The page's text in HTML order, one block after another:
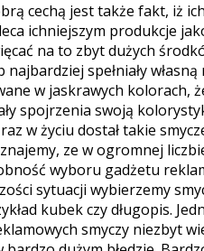
cechą jest także fakt, iż
ichniejszym produkcje
na to zbyt dużych
najbardziej spełniały
w jaskrawych kolorach,
spojrzenia swoją
w życiu dostał takie
ze w ogromnej
wyboru gadżetu
sytuacji wybierzemy
kubek czy długopis.
smyczy niezbyt